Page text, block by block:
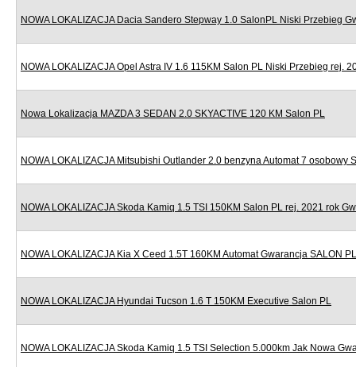
NOWA LOKALIZACJA Dacia Sandero Stepway 1.0 SalonPL Niski Przebieg
NOWA LOKALIZACJA Opel Astra IV 1.6 115KM Salon PL Niski Przebieg rej.
Nowa Lokalizacja MAZDA 3 SEDAN 2.0 SKYACTIVE 120 KM Salon PL
NOWA LOKALIZACJA Mitsubishi Outlander 2.0 benzyna Automat 7 osobowy
NOWA LOKALIZACJA Skoda Kamiq 1.5 TSI 150KM Salon PL rej. 2021 rok
NOWA LOKALIZACJA Kia X Ceed 1.5T 160KM Automat Gwarancja SALON PL
NOWA LOKALIZACJA Hyundai Tucson 1.6 T 150KM Executive Salon PL
NOWA LOKALIZACJA Skoda Kamiq 1.5 TSI Selection 5.000km Jak Nowa